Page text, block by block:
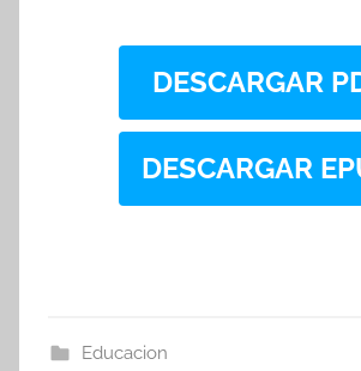
DESCARGAR
DESCARGAR
Educacion